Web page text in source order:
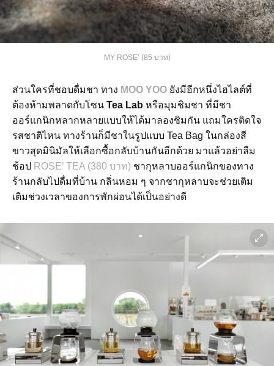
MY ROSE’ (85 บาท)
ส่วนใครที่ชอบดื่มชา ทาง MOO YOO ยังมีอีกหนึ่งไฮไลต์ที่
ต้องห้ามพลาดกับโซน Tea Lab หรือมุมชิมชา ที่มีชา
ออร์แกนิกหลากหลายแบบให้ได้มาลองชิมกัน แถมใครติดใจ
รสชาติไหน ทางร้านก็มีชาในรูปแบบ Tea Bag ในกล่องสี
ขาวสุดมินิมัลให้เลือกซื้อกลับบ้านกันอีกด้วย มาแล้วอย่าลืม
ช้อป ROSE’ TEA (380 บาท) ชากุหลาบออร์แกนิกของทาง
ร้านกลับไปดื่มที่บ้าน กลิ่นหอม ๆ จากชากุหลาบจะช่วยเติม
เติมช่วงเวลาของการพักผ่อนได้เป็นอย่างดี